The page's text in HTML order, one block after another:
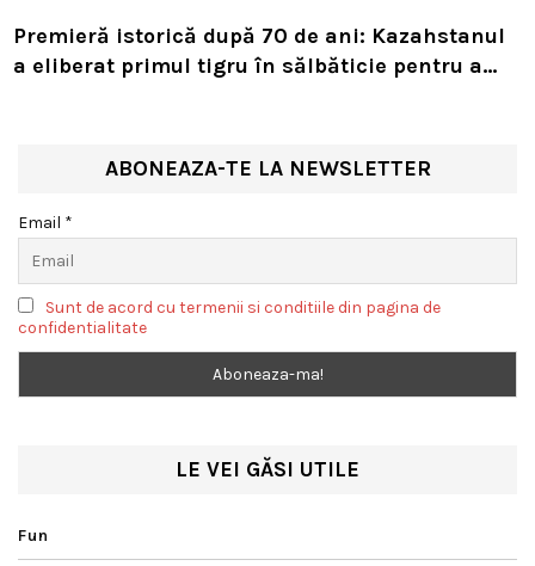
Premieră istorică după 70 de ani: Kazahstanul
a eliberat primul tigru în sălbăticie pentru a
ABONEAZA-TE LA NEWSLETTER
Email *
Sunt de acord cu termenii si conditiile din pagina de
confidentialitate
LE VEI GĂSI UTILE
Fun